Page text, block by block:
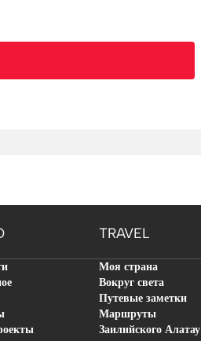
TRAVEL
Моя страна
Вокруг света
Путевые заметки
Маршруты
Заилийского Алатау